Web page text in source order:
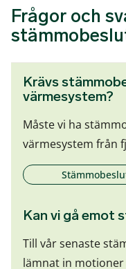
Frågor och
Krävs
värmesystem?
Måste vi ha
värmesystem från
Kan vi gå emot
Till vår senaste
lämnat in